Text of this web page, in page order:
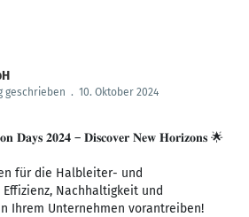
geschrieben . 10. Oktober 2024
𝐃𝐚𝐲𝐬 𝟐𝟎𝟐𝟒 – 𝐃𝐢𝐬𝐜𝐨𝐯𝐞𝐫 𝐍𝐞𝐰 𝐇𝐨𝐫𝐢𝐳𝐨𝐧𝐬 🌟
für die Halbleiter- und
Nachhaltigkeit und
Ihrem Unternehmen vorantreiben!